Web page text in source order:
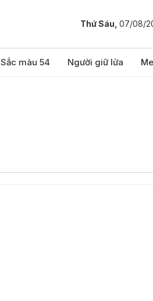
Thứ Sáu, 07/08/
Sắc màu 54 Người giữ lửa